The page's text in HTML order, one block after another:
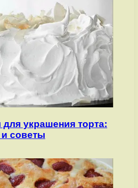
украшения торта:
советы